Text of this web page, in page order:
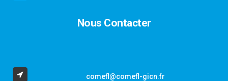
Nous Contacter
comefl@comefl-gicn.fr